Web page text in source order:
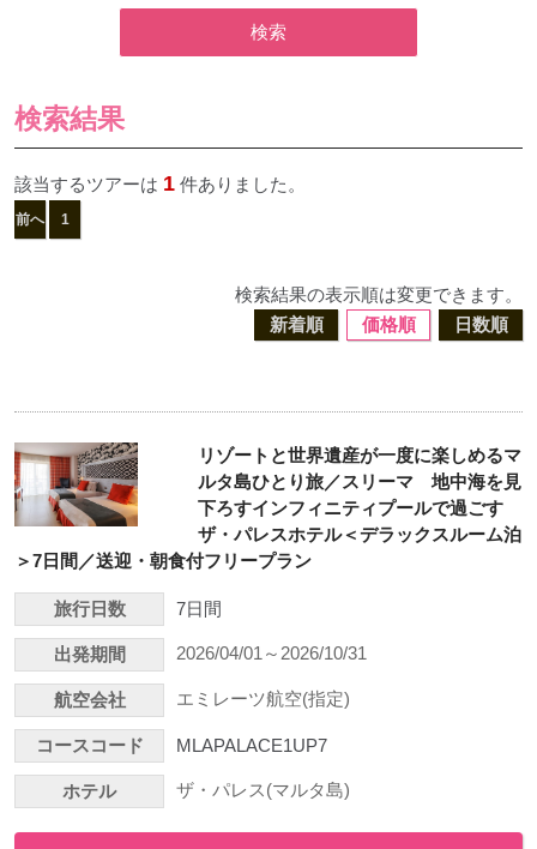
検索
検索結果
該当するツアーは 1 件ありました。
前へ 1
検索結果の表示順は変更できます。
新着順
価格順 日数順
リゾートと世界遺産が一度に楽しめるマ
ルタ島ひとり旅／スリーマ 地中海を見
下ろすインフィニティプールで過ごす
ザ・パレスホテル＜デラックスルーム泊
＞7日間／送迎・朝食付フリープラン
旅行日数 7日間
出発期間 2026/04/01～2026/10/31
航空会社 エミレーツ航空(指定)
コースコード MLAPALACE1UP7
ホテル ザ・パレス(マルタ島)